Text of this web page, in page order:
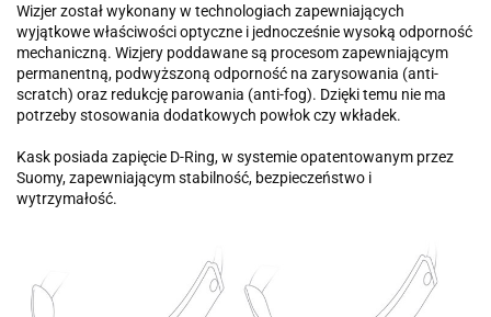
Wizjer został wykonany w technologiach zapewniających
wyjątkowe właściwości optyczne i jednocześnie wysoką odporność
mechaniczną. Wizjery poddawane są procesom zapewniającym
permanentną, podwyższoną odporność na zarysowania (anti-
scratch) oraz redukcję parowania (anti-fog). Dzięki temu nie ma
potrzeby stosowania dodatkowych powłok czy wkładek.
Kask posiada zapięcie D-Ring, w systemie opatentowanym przez
Suomy, zapewniającym stabilność, bezpieczeństwo i
wytrzymałość.